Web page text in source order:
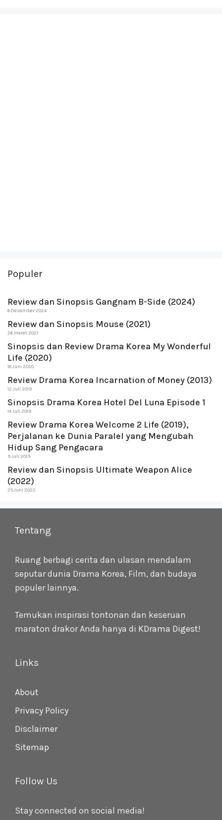
Populer
Review dan Sinopsis Gangnam B-Side (2024)
6 Desember 2024
Review dan Sinopsis Mouse (2021)
26 Maret 2021
Sinopsis dan Review Drama Korea My Wonderful
Life (2020)
18 Juni 2020
Review Drama Korea Incarnation of Money (2013)
12 Juli 2019
Sinopsis Drama Korea Hotel Del Luna Episode 1
14 Juli 2019
Review Drama Korea Welcome 2 Life (2019),
Perjalanan ke Dunia Paralel yang Mengubah
Hidup Sang Pengacara
9 Juli 2019
Review dan Sinopsis Ultimate Weapon Alice
(2022)
25 Juni 2022
Tentang
Ruang berbagi cerita dan ulasan mendalam
seputar dunia Drama Korea, Film, dan budaya
populer lainnya.
Temukan inspirasi tontonan dan keseruan
maraton drakor Anda hanya di KDrama Digest!
Links
About
Privacy Policy
Disclaimer
Sitemap
Follow Us
Stay connected on social media!